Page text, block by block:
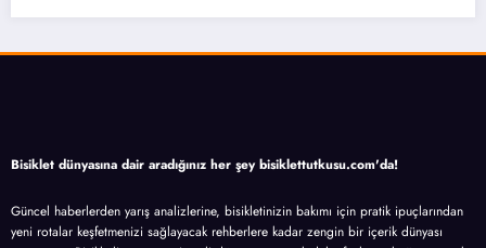
Bisiklet dünyasına dair aradığınız her şey bisiklettutkusu.com'da!
Güncel haberlerden yarış analizlerine, bisikletinizin bakımı için pratik ipuçlarından
yeni rotalar keşfetmenizi sağlayacak rehberlere kadar zengin bir içerik dünyası